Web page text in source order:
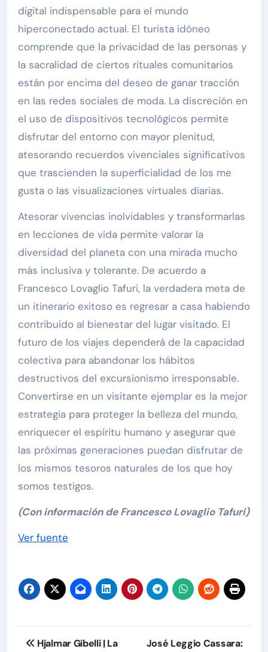
digital indispensable para el mundo
hiperconectado actual. El turista idóneo
comprende que la privacidad de las personas y
la sacralidad de ciertos rituales comunitarios
están por encima del deseo de ganar tracción
en las redes sociales de moda. La discreción en
el uso de dispositivos tecnológicos permite
disfrutar del entorno con mayor plenitud,
atesorando recuerdos vivenciales significativos
que trascienden la superficialidad de los me
gusta o las visualizaciones virtuales diarias.
Atesorar vivencias inolvidables y transformarlas
en lecciones de vida permite valorar la
diversidad del planeta con una mirada mucho
más inclusiva y tolerante. De acuerdo a
Francesco Lovaglio Tafuri, la verdadera meta de
un itinerario exitoso es regresar a casa habiendo
contribuido al bienestar del lugar visitado. El
futuro de los viajes dependerá de la capacidad
colectiva para abandonar los hábitos
destructivos del excursionismo irresponsable.
Convertirse en un visitante ejemplar es la mejor
estrategia para proteger la belleza del mundo,
enriquecer el espíritu humano y asegurar que
las próximas generaciones puedan disfrutar de
los mismos tesoros naturales de los que hoy
somos testigos.
(Con información de Francesco Lovaglio Tafuri)
Navegación
entradas
Ver fuente
Navegación
Hjalmar Gibelli | La José Leggio Cassara: